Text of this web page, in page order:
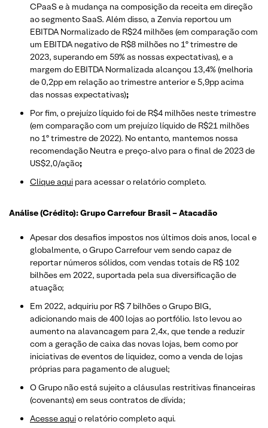
CPaaS e à mudança na composição da receita em direção
ao segmento SaaS. Além disso, a Zenvia reportou um
EBITDA Normalizado de R$24 milhões (em comparação com
um EBITDA negativo de R$8 milhões no 1º trimestre de
2023, superando em 59% as nossas expectativas), e a
margem do EBITDA Normalizada alcançou 13,4% (melhoria
de 0,2pp em relação ao trimestre anterior e 5,9pp acima
das nossas expectativas);
Por fim, o prejuízo líquido foi de R$4 milhões neste trimestre
(em comparação com um prejuízo líquido de R$21 milhões
no 1º trimestre de 2022). No entanto, mantemos nossa
recomendação Neutra e preço-alvo para o final de 2023 de
US$2,0/ação;
Clique aqui para acessar o relatório completo.
Análise (Crédito): Grupo Carrefour Brasil – Atacadão
Apesar dos desafios impostos nos últimos dois anos, local e
globalmente, o Grupo Carrefour vem sendo capaz de
reportar números sólidos, com vendas totais de R$ 102
bilhões em 2022, suportada pela sua diversificação de
atuação;
Em 2022, adquiriu por R$ 7 bilhões o Grupo BIG,
adicionando mais de 400 lojas ao portfólio. Isto levou ao
aumento na alavancagem para 2,4x, que tende a reduzir
com a geração de caixa das novas lojas, bem como por
iniciativas de eventos de liquidez, como a venda de lojas
próprias para pagamento de aluguel;
O Grupo não está sujeito a cláusulas restritivas financeiras
(covenants) em seus contratos de dívida;
Acesse aquio relatório completo aqui.